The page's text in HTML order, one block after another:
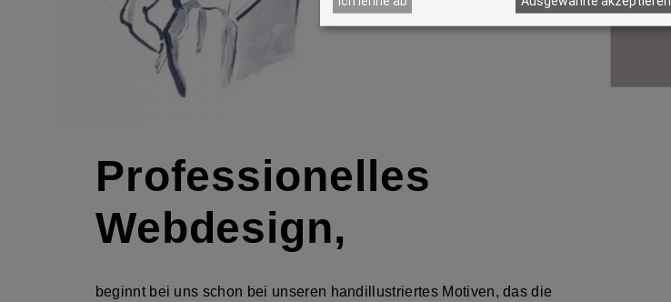
Professionelles
Webdesign,
beginnt bei uns schon bei unseren handillustriertes Motiven, das die